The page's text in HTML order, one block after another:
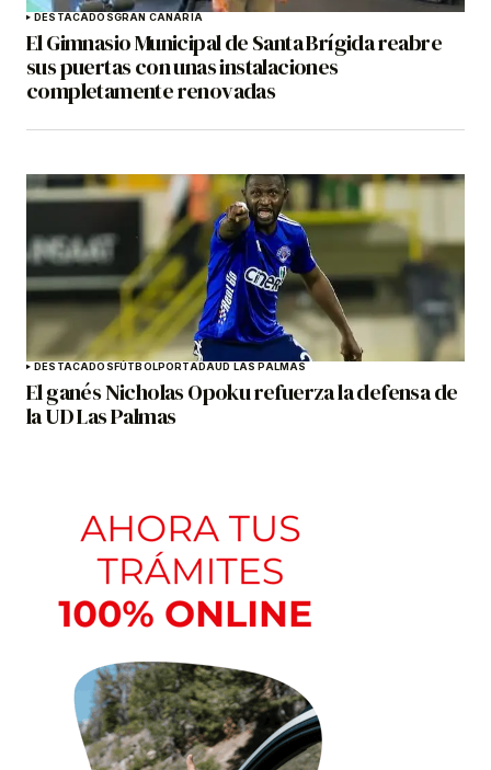
DESTACADOSGRAN CANARIA
El Gimnasio Municipal de Santa Brígida reabre
sus puertas con unas instalaciones
completamente renovadas
DESTACADOSFÚTBOLPORTADAUD LAS PALMAS
El ganés Nicholas Opoku refuerza la defensa de
la UD Las Palmas